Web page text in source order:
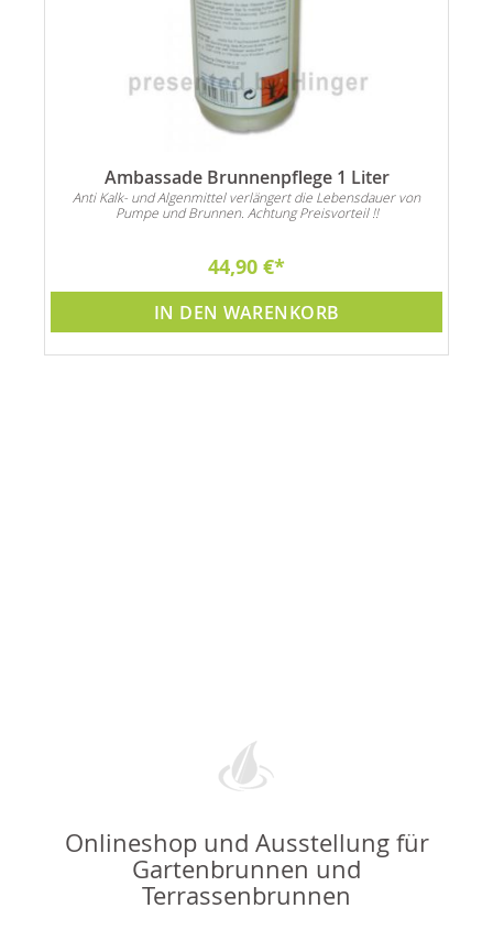
Ambassade Brunnenpflege 1 Liter
Anti Kalk- und Algenmittel verlängert die Lebensdauer von
Pumpe und Brunnen. Achtung Preisvorteil !!
44,90 €
IN DEN WARENKORB
Onlineshop und Ausstellung für
Gartenbrunnen und
Terrassenbrunnen